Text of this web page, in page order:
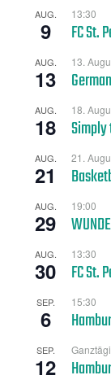
AUG.
9
13:30
FC St.
AUG.
13
13.
AUG.
18
18.
AUG.
21
21.
AUG.
29
19:00
AUG.
30
13:30
FC St.
SEP.
6
15:30
SEP.
12